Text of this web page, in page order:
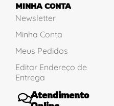
MINHA CONTA
Newsletter
Minha Conta
Meus Pedidos
Editar Endereço de
Entrega
Atendimento